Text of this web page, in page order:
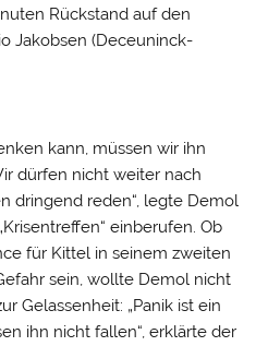
Rückstand auf den
Jakobsen (Deceuninck-
kann, müssen wir ihn
dürfen nicht weiter nach
dringend reden“, legte Demol
einberufen. Ob
für Kittel in seinem zweiten
sein, wollte Demol nicht
Gelassenheit: „Panik ist ein
ihn nicht fallen“, erklärte der